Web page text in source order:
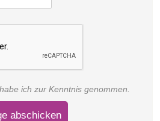
habe ich zur Kenntnis genommen.
abschicken